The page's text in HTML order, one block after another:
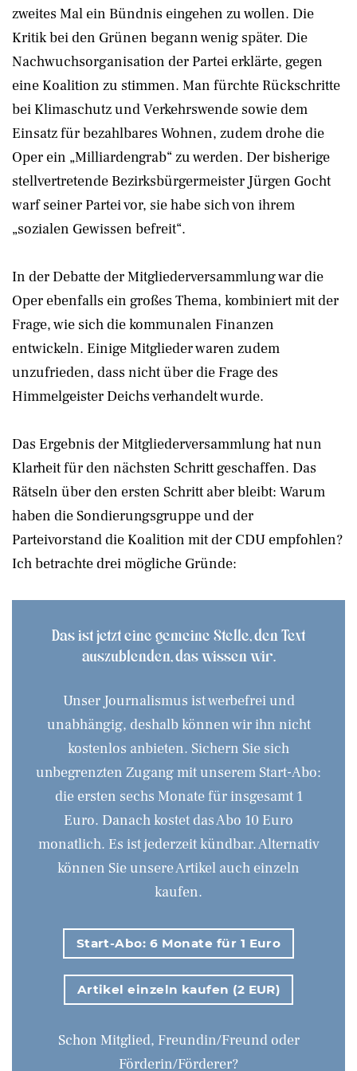
zweites Mal ein Bündnis eingehen zu wollen. Die
Kritik bei den Grünen begann wenig später. Die
Nachwuchsorganisation der Partei erklärte, gegen
eine Koalition zu stimmen. Man fürchte Rückschritte
bei Klimaschutz und Verkehrswende sowie dem
Einsatz für bezahlbares Wohnen, zudem drohe die
Oper ein „Milliardengrab“ zu werden. Der bisherige
stellvertretende Bezirksbürgermeister Jürgen Gocht
warf seiner Partei vor, sie habe sich von ihrem
„sozialen Gewissen befreit“.
In der Debatte der Mitgliederversammlung war die
Oper ebenfalls ein großes Thema, kombiniert mit der
Frage, wie sich die kommunalen Finanzen
entwickeln. Einige Mitglieder waren zudem
unzufrieden, dass nicht über die Frage des
Himmelgeister Deichs verhandelt wurde.
Das Ergebnis der Mitgliederversammlung hat nun
Klarheit für den nächsten Schritt geschaffen. Das
Rätseln über den ersten Schritt aber bleibt: Warum
haben die Sondierungsgruppe und der
Parteivorstand die Koalition mit der CDU empfohlen?
Ich betrachte drei mögliche Gründe:
Das ist jetzt eine gemeine Stelle, den Text
auszublenden, das wissen wir.
Unser Journalismus ist werbefrei und
unabhängig, deshalb können wir ihn nicht
kostenlos anbieten. Sichern Sie sich
unbegrenzten Zugang mit unserem Start-Abo:
die ersten sechs Monate für insgesamt 1
Euro. Danach kostet das Abo 10 Euro
monatlich. Es ist jederzeit kündbar. Alternativ
können Sie unsere Artikel auch einzeln
kaufen.
Start-Abo: 6 Monate für 1 Euro
Artikel einzeln kaufen (2 EUR)
Schon Mitglied, Freundin/Freund oder
Förderin/Förderer?